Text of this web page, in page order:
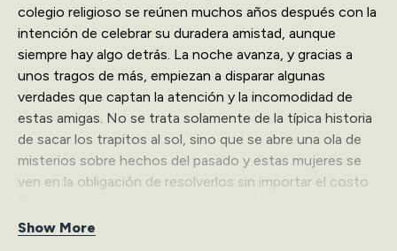
colegio religioso se reúnen muchos años después con la
intención de celebrar su duradera amistad, aunque
siempre hay algo detrás. La noche avanza, y gracias a
unos tragos de más, empiezan a disparar algunas
verdades que captan la atención y la incomodidad de
estas amigas. No se trata solamente de la típica historia
de sacar los trapitos al sol, sino que se abre una ola de
misterios sobre hechos del pasado y estas mujeres se
ven en la obligación de resolverlos sin importar el costo.
el juego de la reunión para hacer reír al público desde las
Show More